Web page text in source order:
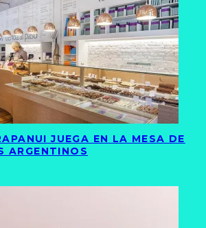
JUEGA EN LA MESA DE
ARGENTINOS